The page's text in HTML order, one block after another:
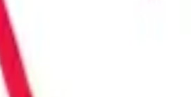
formun korunmasıdır. Zaman içe...
bir rol oynamaktadır. Ka...